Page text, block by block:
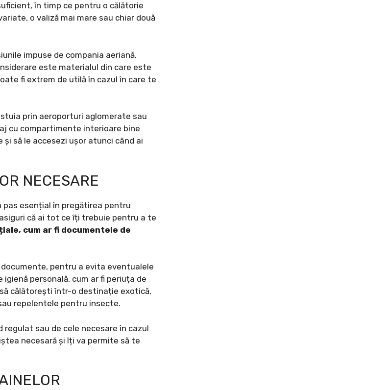
în timp ce pentru o călătorie
o valiză mai mare sau chiar două
impuse de compania aeriană,
este materialul din care este
fi extrem de utilă în cazul în care te
prin aeroporturi aglomerate sau
cu compartimente interioare bine
să le accesezi ușor atunci când ai
NECESARE
pas esențial în pregătirea pentru
că ai tot ce îți trebuie pentru a te
cum ar fi documentele de
pentru a evita eventualele
personală, cum ar fi periuța de
călătorești într-o destinație exotică,
repelentele pentru insecte.
regulat sau de cele necesare în cazul
necesară și îți va permite să te